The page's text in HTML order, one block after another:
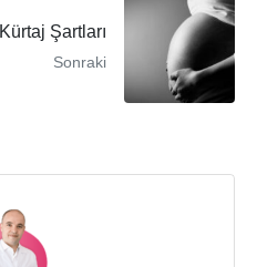
Kürtaj Şartları
Sonraki